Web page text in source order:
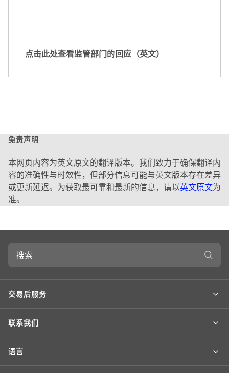
英
）
点
监
管
部
门
的
回
应
英
文
）
点击此处查看监管部门的回应（英文）
免责声明
本网页内容为英文原文的翻译版本。我们致力于确保翻译内
容的准确性与时效性，但部分信息可能与英文版本存在差异
或更新延迟。为获取最可靠和最新的信息，请以英文原文为
准。
搜
交易后服务
联系我们
语言